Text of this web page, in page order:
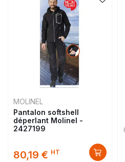
MOLINEL
Pantalon softshell
déperlant Molinel -
2427199
80,19 € HT